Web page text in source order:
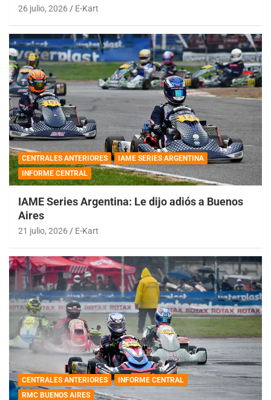
26 julio, 2026 E-Kart
CENTRALES ANTERIORES
IAME SERIES ARGENTINA
INFORME CENTRAL
IAME Series Argentina: Le dijo adiós a Buenos
Aires
21 julio, 2026 E-Kart
CENTRALES ANTERIORES
INFORME CENTRAL
RMC BUENOS AIRES